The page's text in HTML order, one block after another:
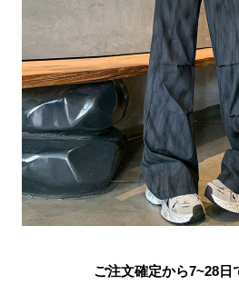
ご注文確定から7~28日